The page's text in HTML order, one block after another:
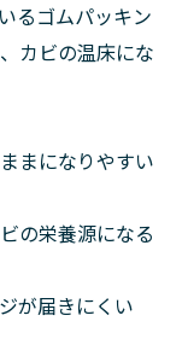
るゴムパッキン
カビの温床にな
まになりやすい
の栄養源になる
が届きにくい